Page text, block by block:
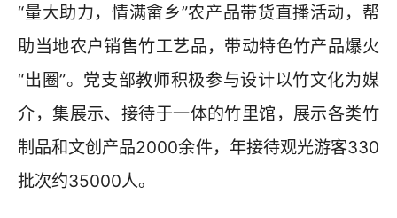
“量大助力，情满畲乡”农产品带货直播活动，帮
助当地农户销售竹工艺品，带动特色竹产品爆火
“出圈”。党支部教师积极参与设计以竹文化为媒
介，集展示、接待于一体的竹里馆，展示各类竹
制品和文创产品2000余件，年接待观光游客330
批次约35000人。